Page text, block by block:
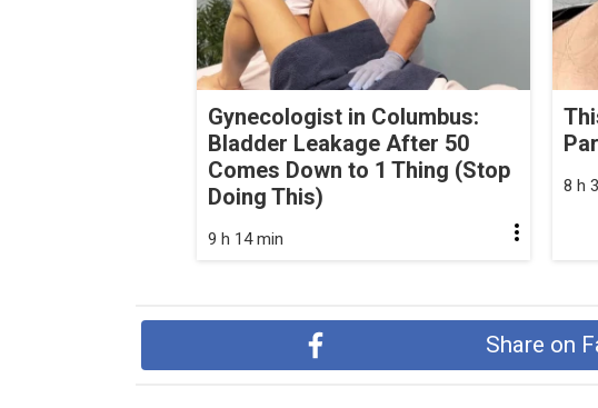
Gynecologist in Columbus:
Bladder Leakage After 50
Comes Down to 1 Thing (Stop
Doing This)
9 h 14 min
8 h
Share on